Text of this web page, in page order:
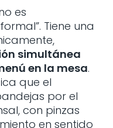
es
Tiene una
simultánea
en la mesa.
que el
por el
con pinzas
en sentido